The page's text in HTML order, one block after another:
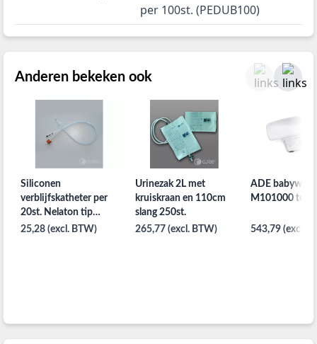
per 100st. (PEDUB100)
Anderen bekeken ook
Siliconen
verblijfskatheter per
20st. Nelaton tip
ch.12
25,28 (excl. BTW)
Urinezak 2L met
kruiskraan en 110cm
slang 250st.
265,77 (excl. BTW)
ADE
M101000 tot
543,79 (excl.